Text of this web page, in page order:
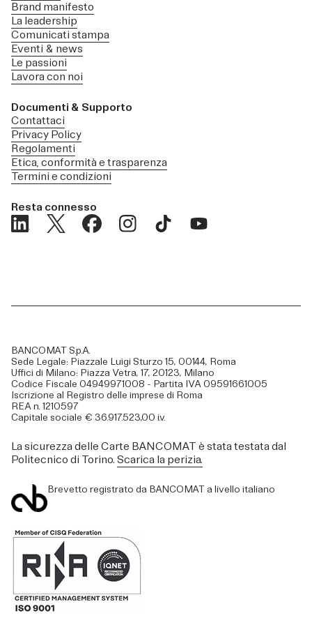
Brand manifesto
La leadership
Comunicati stampa
Eventi & news
Le passioni
Lavora con noi
Documenti & Supporto
Contattaci
Privacy Policy
Regolamenti
Etica, conformità e trasparenza
Termini e condizioni
Resta connesso
BANCOMAT S.p.A.
Sede Legale: Piazzale Luigi Sturzo 15, 00144, Roma
Uffici di Milano: Piazza Vetra, 17, 20123, Milano
Codice Fiscale 04949971008 - Partita IVA 09591661005
Iscrizione al Registro delle imprese di Roma
REA n. 1210597
Capitale sociale € 36.917.523,00 i.v.
La sicurezza delle Carte BANCOMAT è stata testata dal
Politecnico di Torino. Scarica la perizia.
Brevetto registrato da BANCOMAT a livello italiano